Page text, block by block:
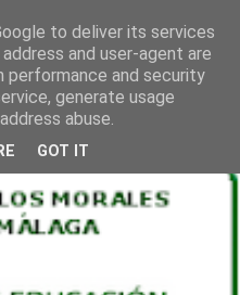
to deliver its services
and user-agent are
performance and security
generate usage
abuse.
GOT IT